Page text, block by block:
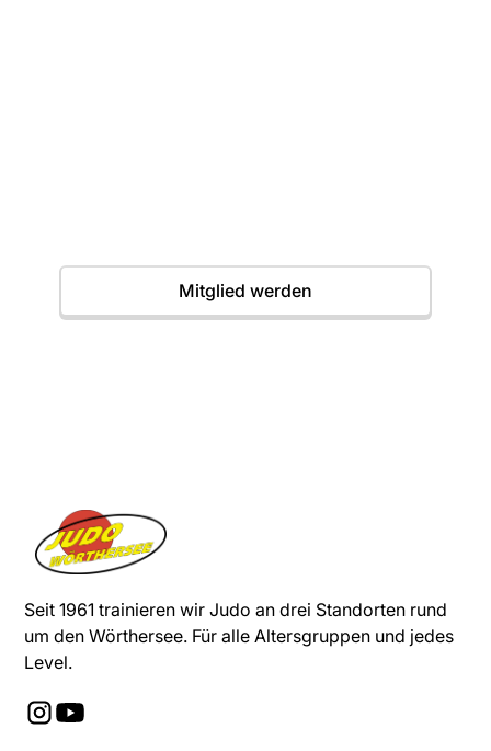
Mitglied werden
Seit 1961 trainieren wir Judo an drei Standorten rund
um den Wörthersee. Für alle Altersgruppen und jedes
Level.